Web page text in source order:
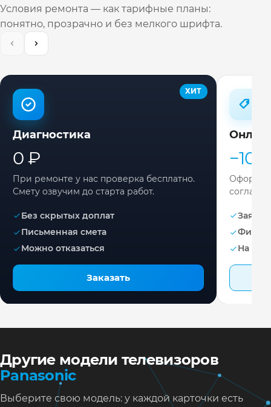
Условия ремонта — как тарифные планы:
понятно, прозрачно и без мелкого шрифта.
ХИТ
Диагностика
0 ₽
При ремонте у нас проверка бесплатно.
Смету озвучим до старта работ.
Без скрытых доплат
Письменная смета
Можно отказаться
Заказать
−10%
Заявка
На
Другие модели телевизоров
Panasonic
Выберите свою модель: у каждой карточки есть